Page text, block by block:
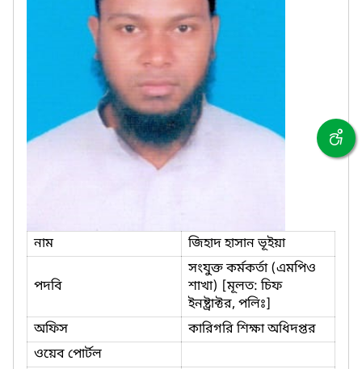
নাম জিহাদ হাসান ভূইয়া
পদবি
সংযুক্ত কর্মকর্তা (এমপিও
শাখা) [মূলত: চিফ
ইনষ্ট্রাক্টর, পলিঃ]
অফিস
কারিগরি শিক্ষা অধিদপ্তর
ওয়েব পোর্টল